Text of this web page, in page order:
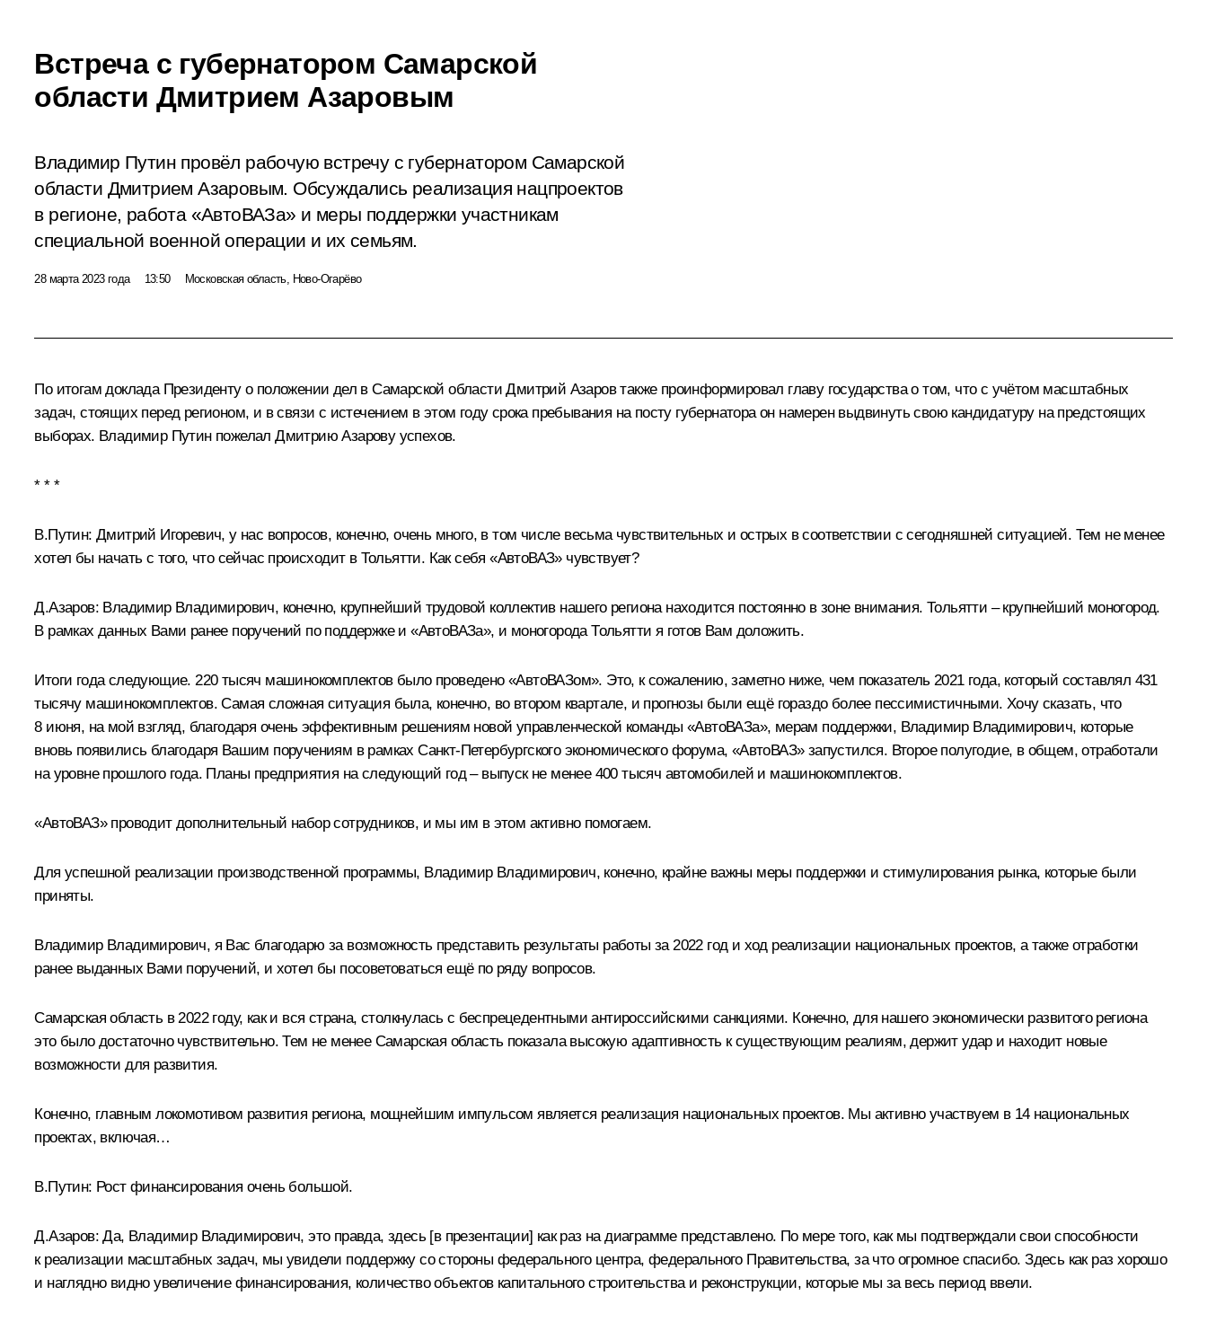
Встреча с губернатором Самарской
области Дмитрием Азаровым
Владимир Путин провёл рабочую встречу с губернатором Самарской
области Дмитрием Азаровым. Обсуждались реализация нацпроектов
в регионе, работа «АвтоВАЗа» и меры поддержки участникам
специальной военной операции и их семьям.
28 марта 2023 года 13:50 Московская область, Ново-Огарёво
По итогам доклада Президенту о положении дел в Самарской областиДмитрий Азаровтакже проинформировал главу государства о том, что с учётом масштабных
задач, стоящих перед регионом, и в связи с истечением в этом году срока пребывания на посту губернатора он намерен выдвинуть свою кандидатуру на предстоящих
выборах. Владимир Путин пожелал Дмитрию Азарову успехов.
* * *
В.Путин: Дмитрий Игоревич, у нас вопросов, конечно, очень много, в том числе весьма чувствительных и острых в соответствии с сегодняшней ситуацией. Тем не менее
хотел бы начать с того, что сейчас происходит в Тольятти. Как себя «АвтоВАЗ» чувствует?
Д.Азаров: Владимир Владимирович, конечно, крупнейший трудовой коллектив нашего региона находится постоянно в зоне внимания. Тольятти – крупнейший моногород.
В рамках данных Вами ранее поручений по поддержке и «АвтоВАЗа», и моногорода Тольятти я готов Вам доложить.
Итоги года следующие. 220 тысяч машинокомплектов было проведено «АвтоВАЗом». Это, к сожалению, заметно ниже, чем показатель 2021 года, который составлял 431
тысячу машинокомплектов. Самая сложная ситуация была, конечно, во втором квартале, и прогнозы были ещё гораздо более пессимистичными. Хочу сказать, что
8 июня, на мой взгляд, благодаря очень эффективным решениям новой управленческой команды «АвтоВАЗа», мерам поддержки, Владимир Владимирович, которые
вновь появились благодаря Вашим поручениям в рамках Санкт-Петербургского экономического форума, «АвтоВАЗ» запустился. Второе полугодие, в общем, отработали
на уровне прошлого года. Планы предприятия на следующий год – выпуск не менее 400 тысяч автомобилей и машинокомплектов.
«АвтоВАЗ» проводит дополнительный набор сотрудников, и мы им в этом активно помогаем.
Для успешной реализации производственной программы, Владимир Владимирович, конечно, крайне важны меры поддержки и стимулирования рынка, которые были
приняты.
Владимир Владимирович, я Вас благодарю за возможность представить результаты работы за 2022 год и ход реализации национальных проектов, а также отработки
ранее выданных Вами поручений, и хотел бы посоветоваться ещё по ряду вопросов.
Самарская область в 2022 году, как и вся страна, столкнулась с беспрецедентными антироссийскими санкциями. Конечно, для нашего экономически развитого региона
это было достаточно чувствительно. Тем не менее Самарская область показала высокую адаптивность к существующим реалиям, держит удар и находит новые
возможности для развития.
Конечно, главным локомотивом развития региона, мощнейшим импульсом является реализация национальных проектов. Мы активно участвуем в 14 национальных
проектах, включая…
В.Путин: Рост финансирования очень большой.
Д.Азаров: Да, Владимир Владимирович, это правда, здесь [в презентации] как раз на диаграмме представлено. По мере того, как мы подтверждали свои способности
к реализации масштабных задач, мы увидели поддержку со стороны федерального центра, федерального Правительства, за что огромное спасибо. Здесь как раз хорошо
и наглядно видно увеличение финансирования, количество объектов капитального строительства и реконструкции, которые мы за весь период ввели.